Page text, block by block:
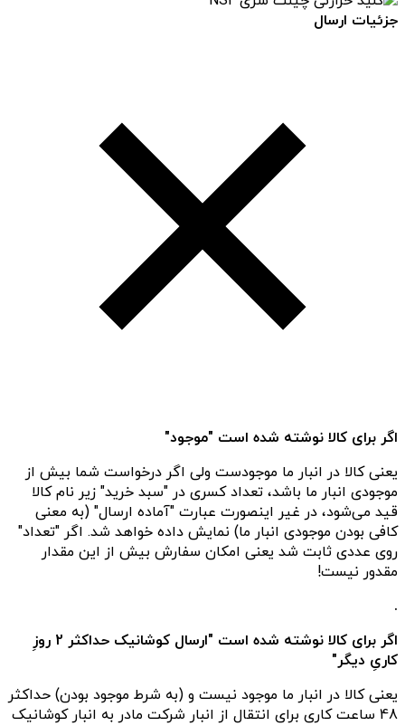
جزئیات ارسال
اگر برای کالا نوشته شده است "موجود"
یعنی کالا در انبار ما موجودست ولی اگر درخواست شما بیش از
موجودی انبار ما باشد، تعداد کسری در "سبد خرید" زیر نام کالا
قید می‌شود، در غیر اینصورت عبارت "آماده ارسال" (به معنی
کافی بودن موجودی انبار ما) نمایش داده خواهد شد. اگر "تعداد"
روی عددی ثابت شد یعنی امکان سفارش بیش از این مقدار
مقدور نیست!
.
اگر برای کالا نوشته شده است "ارسال کوشانیک حداکثر 2 روزِ
کاریِ دیگر"
یعنی کالا در انبار ما موجود نیست و (به شرط موجود بودن) حداکثر
48 ساعت کاری برای انتقال از انبار شرکت مادر به انبار کوشانیک